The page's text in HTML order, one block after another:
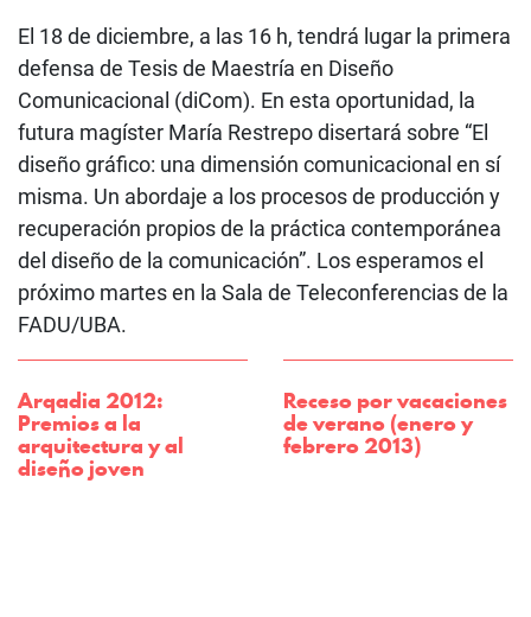
El 18 de diciembre, a las 16 h, tendrá lugar la primera
defensa de Tesis de Maestría en Diseño
Comunicacional (diCom). En esta oportunidad, la
futura magíster María Restrepo disertará sobre “El
diseño gráfico: una dimensión comunicacional en sí
misma. Un abordaje a los procesos de producción y
recuperación propios de la práctica contemporánea
del diseño de la comunicación”. Los esperamos el
próximo martes en la Sala de Teleconferencias de la
FADU/UBA.
Arqadia 2012:
Premios a la
arquitectura y al
diseño joven
Receso por vacaciones
de verano (enero y
febrero 2013)